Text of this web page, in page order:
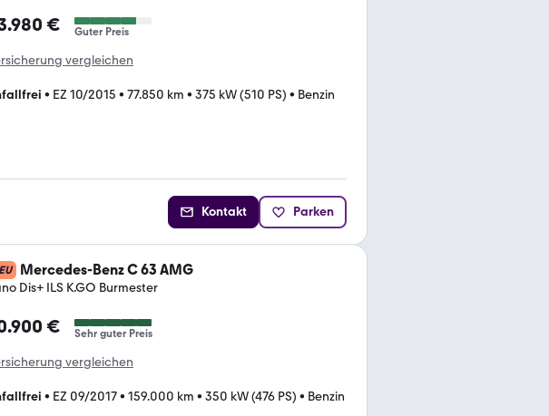
€ Guter Preis
vergleichen
• EZ 10/2015 • 77.850 km • 375 kW (510 PS) • Benzin
Kontakt Parken
Mercedes-Benz C 63 AMG
Dis+ ILS K.GO Burmester
€ Sehr guter Preis
vergleichen
• EZ 09/2017• 159.000 km • 350 kW (476 PS) • Benzin